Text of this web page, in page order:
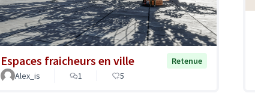
Espaces fraicheurs en ville
Retenue
Alex_is
1 5